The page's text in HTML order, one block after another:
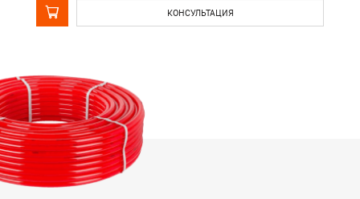
КОНСУЛЬТАЦИЯ